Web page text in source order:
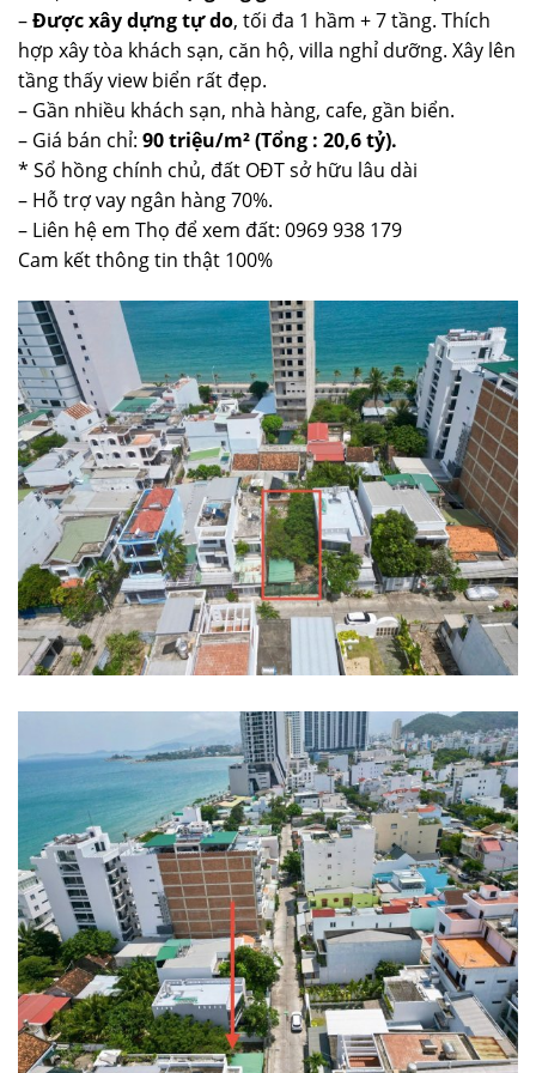
–Được xây dựng tự do, tối đa 1 hầm + 7 tầng. Thích
hợp xây tòa khách sạn, căn hộ, villa nghỉ dưỡng. Xây lên
tầng thấy view biển rất đẹp.
– Gần nhiều khách sạn, nhà hàng, cafe, gần biển.
– Giá bán chỉ: 90 triệu/m² (Tổng : 20,6 tỷ).
* Sổ hồng chính chủ, đất OĐT sở hữu lâu dài
– Hỗ trợ vay ngân hàng 70%.
– Liên hệ em Thọ để xem đất: 0969 938 179
Cam kết thông tin thật 100%